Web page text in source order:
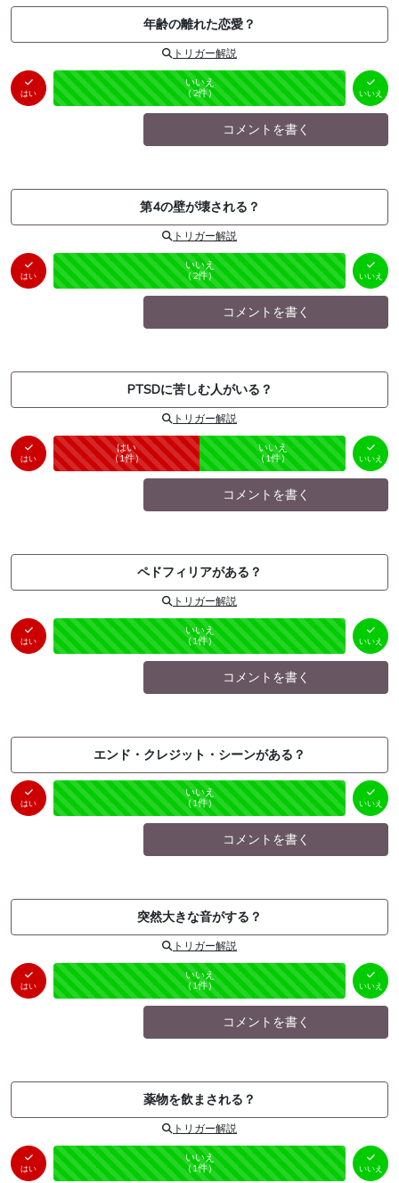
年齢の離れた恋愛？
トリガー解説
はい
はい
（0件）
未投票
いいえ
（2件） いいえ
コメントを書く
第4の壁が壊される？
トリガー解説
はい
はい
（0件）
未投票
いいえ
（2件） いいえ
コメントを書く
PTSDに苦しむ人がいる？
トリガー解説
はい
はい
（1件） 未投票
いいえ
（1件） いいえ
コメントを書く
ペドフィリアがある？
トリガー解説
はい
はい
（0件）
未投票
いいえ
（1件） いいえ
コメントを書く
エンド・クレジット・シーンがある？
はい
はい
（0件）
未投票
いいえ
（1件） いいえ
コメントを書く
突然大きな音がする？
トリガー解説
はい
はい
（0件）
未投票
いいえ
（1件） いいえ
コメントを書く
薬物を飲まされる？
トリガー解説
はい
はい
（0件）
未投票
いいえ
（1件） いいえ